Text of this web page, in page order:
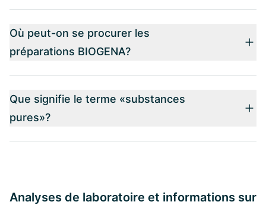
Où peut-on se procurer les
préparations BIOGENA?
Que signifie le terme «substances
pures»?
Analyses de laboratoire et informations sur